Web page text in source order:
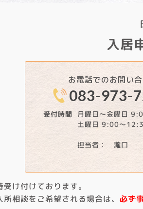
入居
お電話でのお問い
083-973-
受付時間 月曜日～金曜日
土曜日 9:00～
担当者： 瀧口
受け付けております。
相談をご希望される場合は、 必ず